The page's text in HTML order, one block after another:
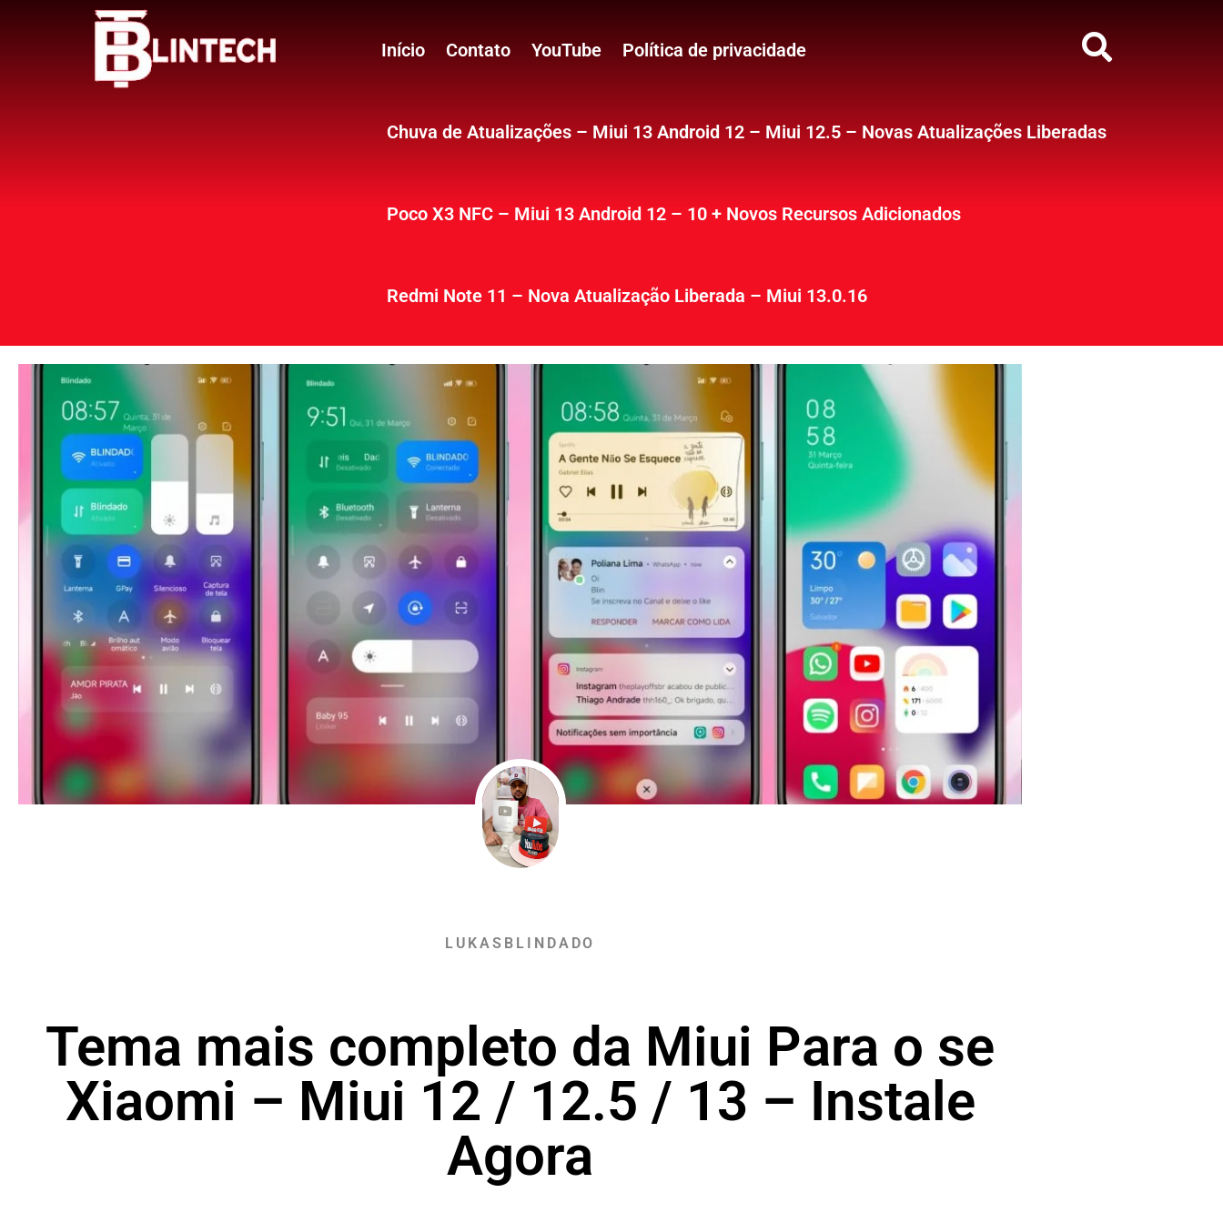
Início Contato YouTube Política de privacidade
Chuva de Atualizações – Miui 13 Android 12 – Miui 12.5 – Novas Atualizações Liberadas
Poco X3 NFC – Miui 13 Android 12 – 10 + Novos Recursos Adicionados
Redmi Note 11 – Nova Atualização Liberada – Miui 13.0.16
LUKASBLINDADO
Tema mais completo da Miui Para o se
Xiaomi – Miui 12 / 12.5 / 13 – Instale
Agora